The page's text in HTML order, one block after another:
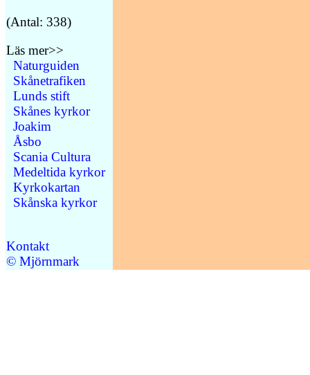
(Antal: 338)
Läs mer>>
Naturguiden
Skånetrafiken
Lunds stift
Skånes kyrkor
Joakim
Åsbo
Scania Cultura
Medeltida kyrkor
Kyrkokartan
Skånska kyrkor
Kontakt
© Mjörnmark